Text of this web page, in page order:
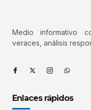
Medio informativo
veraces, análisis
Enlaces rápidos